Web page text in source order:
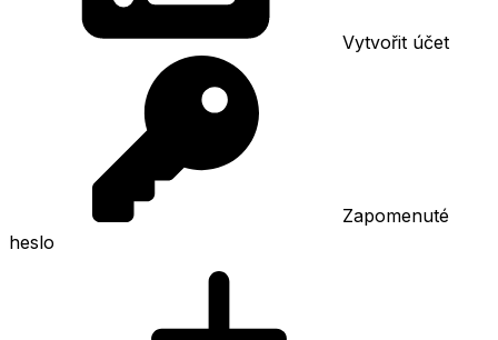
Vytvořit účet
Zapomenuté
heslo